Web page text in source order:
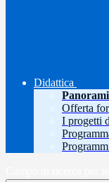
Didattica
Offerta
I progetti